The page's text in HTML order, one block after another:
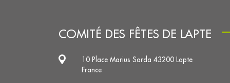
COMITÉ DES FÊTES DE LAPTE
10 Place Marius Sarda 43200 Lapte
France